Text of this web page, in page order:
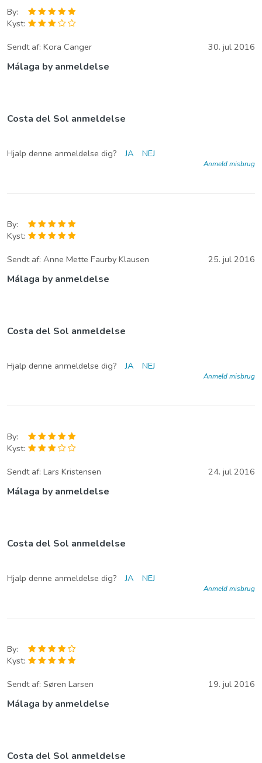
By:
Kyst:
Sendt af: Kora Canger 30. jul 2016
Málaga by anmeldelse
Costa del Sol anmeldelse
Hjalp denne anmeldelse dig? JA NEJ
Anmeld misbrug
By:
Kyst:
Sendt af: Anne Mette Faurby Klausen 25. jul 2016
Málaga by anmeldelse
Costa del Sol anmeldelse
Hjalp denne anmeldelse dig? JA NEJ
Anmeld misbrug
By:
Kyst:
Sendt af: Lars Kristensen 24. jul 2016
Málaga by anmeldelse
Costa del Sol anmeldelse
Hjalp denne anmeldelse dig? JA NEJ
Anmeld misbrug
By:
Kyst:
Sendt af: Søren Larsen 19. jul 2016
Málaga by anmeldelse
Costa del Sol anmeldelse